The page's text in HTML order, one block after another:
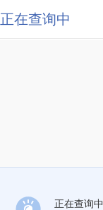
正在查询中
正在查询